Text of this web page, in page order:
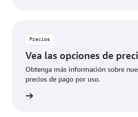
Precios
Vea las opciones de
Obtenga más información sobre
precios de pago por uso.